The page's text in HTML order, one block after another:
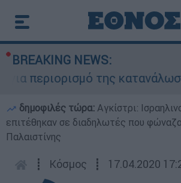
BREAKING NEWS:
περιορισμό της
δημοφιλές τώρα: Αγκίστρι:
επιτέθηκαν σε διαδηλωτές που
Παλαιστίνης
┋ Κόσμος ┋ 17.04.2020